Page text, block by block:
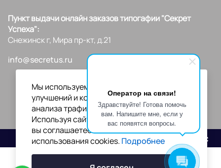
Оператор на связи!
Здравствуйте! Готова помочь
вам. Напишите мне, если у
вас появятся вопросы.
Пункт выдачи онлайн заказов типогафии "Секрет
Успеха":
Снежинск г, Мира пр-кт, д.21
info@secretus.ru
Мы используем файлы cookies для
улучшений и корректной работы сайта,
анализа трафика и персонализации.
Используя сайт или кликая на "Я согласен",
вы соглашаетесь с нашей политикой
использования cookies. Подробнее
Разработано